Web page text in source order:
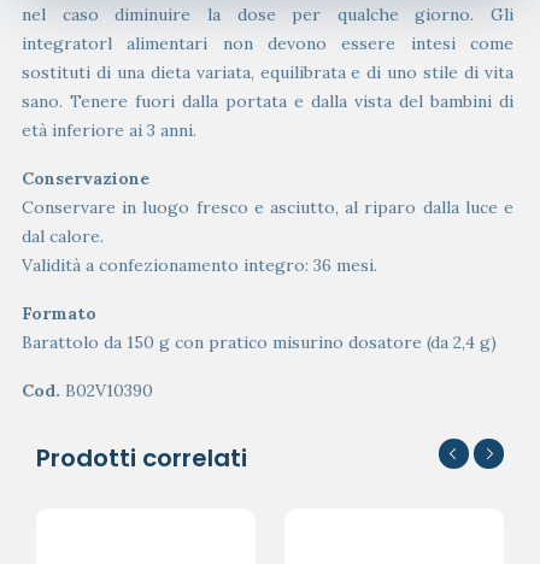
nel caso diminuire la dose per qualche giorno. Gli
integratorl alimentari non devono essere intesi come
sostituti di una dieta variata, equilibrata e di uno stile di vita
sano. Tenere fuori dalla portata e dalla vista del bambini di
età inferiore ai 3 anni.
Conservazione
Conservare in luogo fresco e asciutto, al riparo dalla luce e
dal calore.
Validità a confezionamento integro: 36 mesi.
Formato
Barattolo da 150 g con pratico misurino dosatore (da 2,4 g)
Cod. B02V10390
Prodotti correlati